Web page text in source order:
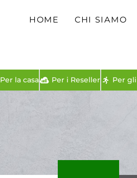
HOME CHI SIAMO
Per la casa Per i Reseller Per